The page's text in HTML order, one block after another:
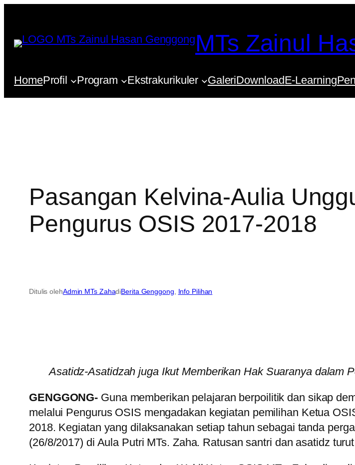
konten
MTs Zainul
HomeProfil Program Ekstrakurikuler GaleriDownloadE-Learning
Pasangan Kelvina-Aulia
Pengurus OSIS 2017-2018
Ditulis olehAdmin MTs ZahadiBerita Genggong Info Pilihan
Asatidz-Asatidzah juga Ikut Memberikan Hak Suaranya dalam
GENGGONG- Guna memberikan pelajaran berpoilitik dan sikap
melalui Pengurus OSIS mengadakan kegiatan pemilihan Ketua
2018. Kegiatan yang dilaksanakan setiap tahun sebagai tanda
(26/8/2017) di Aula Putri MTs. Zaha. Ratusan santri dan asatidz